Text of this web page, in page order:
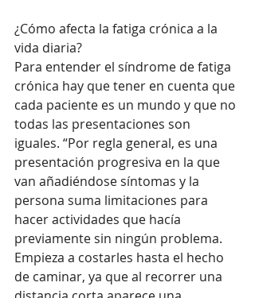
¿Cómo afecta la fatiga crónica a la
vida diaria?
Para entender el síndrome de fatiga
crónica hay que tener en cuenta que
cada paciente es un mundo y que no
todas las presentaciones son
iguales. “Por regla general, es una
presentación progresiva en la que
van añadiéndose síntomas y la
persona suma limitaciones para
hacer actividades que hacía
previamente sin ningún problema.
Empieza a costarles hasta el hecho
de caminar, ya que al recorrer una